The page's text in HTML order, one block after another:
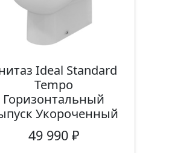
Ideal Standard
Tempo
Горизонтальный
Укороченный
49 990 ₽